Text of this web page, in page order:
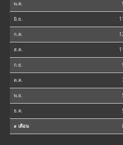
พ.ค.
มิ.ย.
ก.ค.
ส.ค.
ก.ย.
ต.ค.
พ.ย.
ธ.ค.
⌀ เดือน